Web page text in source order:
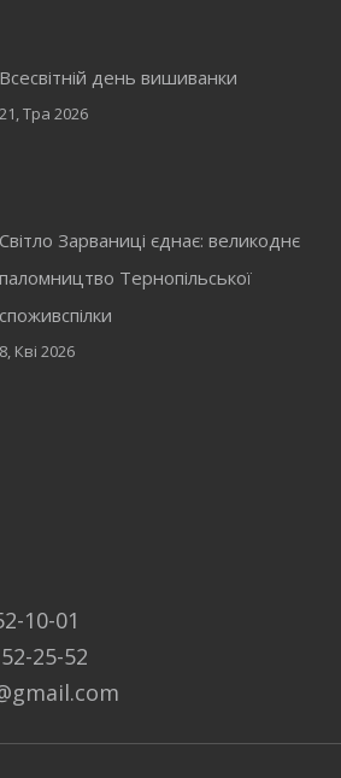
Всесвітній день вишиванки
21, Тра 2026
Світло Зарваниці єднає: великоднє
паломництво Тернопільської
споживспілки
8, Кві 2026
10-01
25-52